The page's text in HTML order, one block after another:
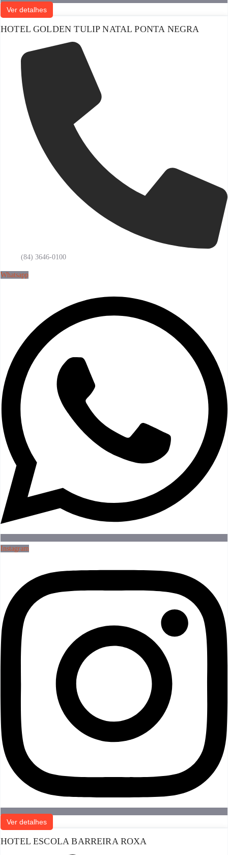
Ver detalhes
HOTEL GOLDEN TULIP NATAL PONTA NEGRA
(84) 3646-0100
Whatsapp
Instagram
Ver detalhes
HOTEL ESCOLA BARREIRA ROXA